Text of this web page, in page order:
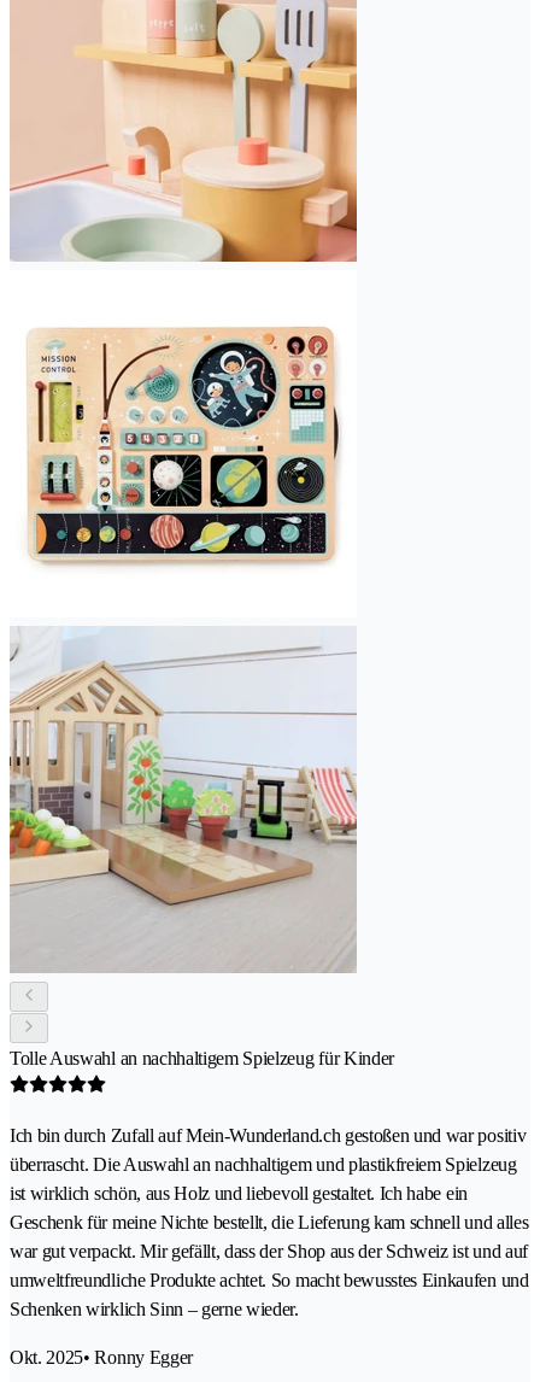
Tolle Auswahl an nachhaltigem Spielzeug für Kinder
Ich bin durch Zufall auf Mein-Wunderland.ch gestoßen und war positiv
überrascht. Die Auswahl an nachhaltigem und plastikfreiem Spielzeug
ist wirklich schön, aus Holz und liebevoll gestaltet. Ich habe ein
Geschenk für meine Nichte bestellt, die Lieferung kam schnell und alles
war gut verpackt. Mir gefällt, dass der Shop aus der Schweiz ist und auf
umweltfreundliche Produkte achtet. So macht bewusstes Einkaufen und
Schenken wirklich Sinn – gerne wieder.
Okt. 2025• Ronny Egger